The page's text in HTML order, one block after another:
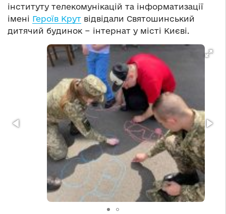
інституту телекомунікацій та інформатизації
імені Героїв Крут відвідали Святошинський
дитячий будинок − інтернат у місті Києві.